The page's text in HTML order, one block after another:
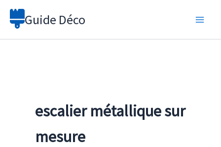
Aller
Guide Déco
escalier métallique sur
mesure